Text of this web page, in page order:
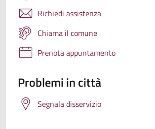
Richiedi assistenza
Chiama il comune
Prenota appuntamento
Problemi in città
Segnala disservizio